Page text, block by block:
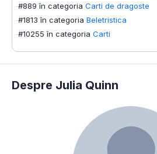
#889 în categoria Carti de dragoste
#1813 în categoria Beletristica
#10255 în categoria Carti
Despre Julia Quinn